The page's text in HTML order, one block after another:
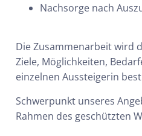
Nachsorge nach
Die Zusammenarbeit wird
Ziele, Möglichkeiten,
einzelnen Aussteigerin
Schwerpunkt unseres
Rahmen des geschützten